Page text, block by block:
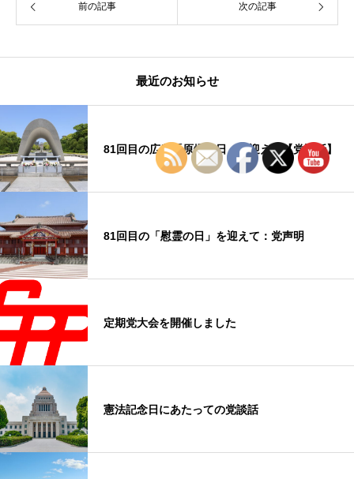
前の記事 次の記事
最近のお知らせ
81回目の広島「原爆の日」を迎えて【党談話】
81回目の「慰霊の日」を迎えて：党声明
定期党大会を開催しました
憲法記念日にあたっての党談話